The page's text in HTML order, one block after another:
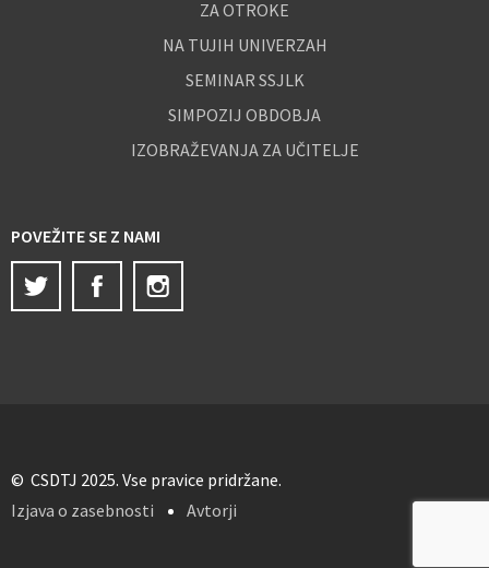
ZA OTROKE
NA TUJIH UNIVERZAH
SEMINAR SSJLK
SIMPOZIJ OBDOBJA
IZOBRAŽEVANJA ZA UČITELJE
POVEŽITE SE Z NAMI
Twitter
Facebook
© CSDTJ 2025. Vse pravice pridržane.
Izjava o zasebnosti
Avtorji